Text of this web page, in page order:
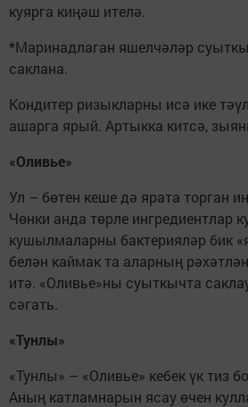
куярга киңәш ителә.
*Маринадлаган яшелчәләр
саклана.
Кондитер ризыкларны исә ике
ашарга ярый. Артыкка китсә,
«Оливье»
Ул – бөтен кеше дә ярата торган
Чөнки анда төрле ингредиентлар
кушылмаларны бактерияләр бик
белән каймак та аларның
итә. «Оливье»ны суыткычта
сәгать.
«Тунлы»
«Тунлы» – «Оливье» кебек үк тиз
Аның катламнарын ясау өчен